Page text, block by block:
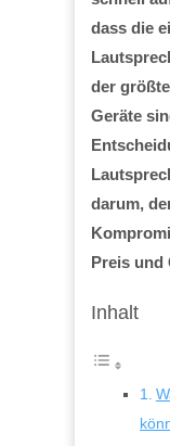
dass die
der
Geräte
darum,
Preis und
Inhalt